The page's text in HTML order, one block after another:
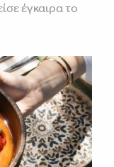
έγκαιρα το